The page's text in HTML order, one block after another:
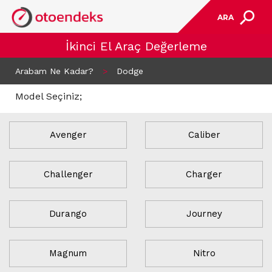
ARA
İkinci El Araç Değerleme
Arabam Ne Kadar? > Dodge
Model Seçiniz;
Avenger Caliber
Challenger Charger
Durango Journey
Magnum Nitro